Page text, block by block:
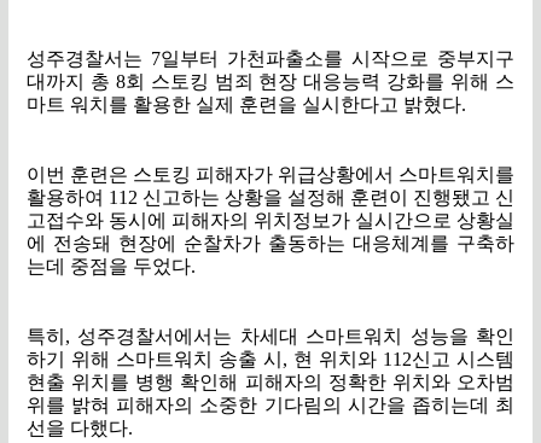
성주경찰서는 7일부터 가천파출소를 시작으로 중부지구
대까지 총 8회 스토킹 범죄 현장 대응능력 강화를 위해 스
마트 워치를 활용한 실제 훈련을 실시한다고 밝혔다.
이번 훈련은 스토킹 피해자가 위급상황에서 스마트워치를
활용하여 112 신고하는 상황을 설정해 훈련이 진행됐고 신
고접수와 동시에 피해자의 위치정보가 실시간으로 상황실
에 전송돼 현장에 순찰차가 출동하는 대응체계를 구축하
는데 중점을 두었다.
특히 , 성주경찰서에서는 차세대 스마트워치 성능을 확인
하기 위해 스마트워치 송출 시 , 현 위치와 112신고 시스템
현출 위치를 병행 확인해 피해자의 정확한 위치와 오차범
위를 밝혀 피해자의 소중한 기다림의 시간을 좁히는데 최
선을 다했다.